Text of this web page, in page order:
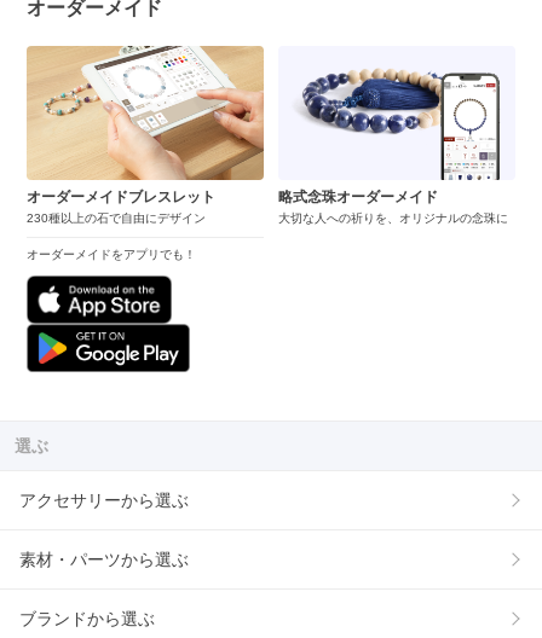
オーダーメイド
オーダーメイドブレスレット
230種以上の石で自由にデザイン
オーダーメイドをアプリでも！
略式念珠オーダーメイド
大切な人への祈りを、オリジナルの念珠に
選ぶ
アクセサリーから選ぶ
素材・パーツから選ぶ
ブランドから選ぶ